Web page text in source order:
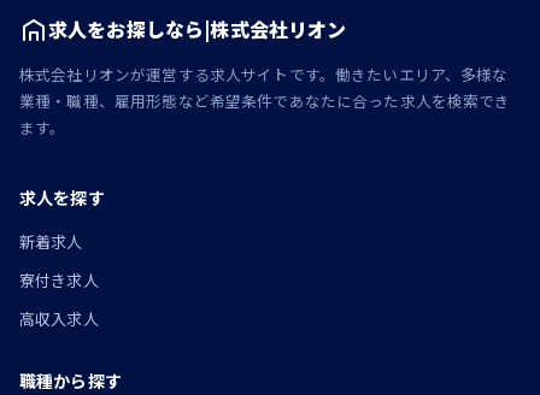
求人をお探しなら|株式会社リオン
株式会社リオンが運営する求人サイトです。働きたいエリア、多様な
業種・職種、雇用形態など希望条件であなたに合った求人を検索でき
ます。
求人を探す
新着求人
寮付き求人
高収入求人
職種から探す